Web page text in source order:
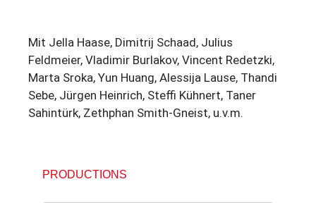
Mit Jella Haase, Dimitrij Schaad, Julius
Feldmeier, Vladimir Burlakov, Vincent Redetzki,
Marta Sroka, Yun Huang, Alessija Lause, Thandi
Sebe, Jürgen Heinrich, Steffi Kühnert, Taner
Sahintürk, Zethphan Smith-Gneist, u.v.m.
PRODUCTIONS